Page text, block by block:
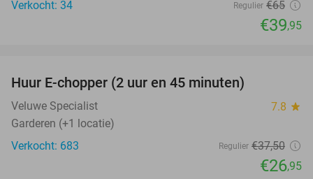
Verkocht: 34
Regulier €65
€39,95
Huur E-chopper (2 uur en 45 minuten)
Veluwe Specialist 7.8 star
Garderen (+1 locatie)
Verkocht: 683
Regulier €37,50
€26,95